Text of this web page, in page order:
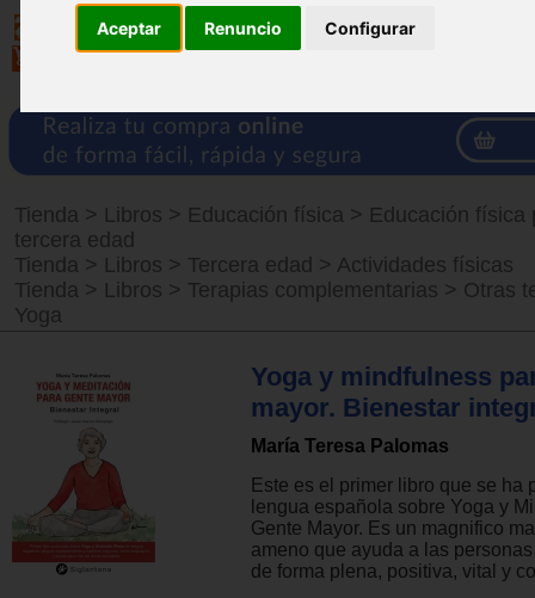
Aceptar Renuncio Configurar
Tienda > Libros > Educación física > Educación física
tercera edad
Tienda > Libros > Tercera edad > Actividades físicas
Tienda > Libros > Terapias complementarias > Otras
Yoga
Yoga y mindfulness
mayor. Bienestar
María Teresa Palomas
Este es el primer libro que se ha
lengua española sobre Yoga y
Gente Mayor. Es un magnifico
ameno que ayuda a las
de forma plena, positiva, vital y